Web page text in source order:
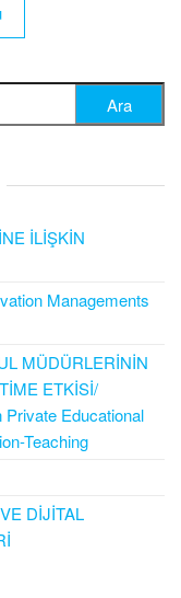
İLİŞKİN
Managements
MÜDÜRLERİNİN
ETKİSİ/
Educational
Teaching
DİJİTAL